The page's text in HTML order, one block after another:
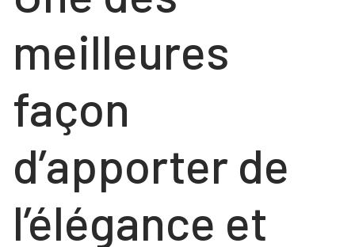
meilleures
façon
d’apporter de
l’élégance et